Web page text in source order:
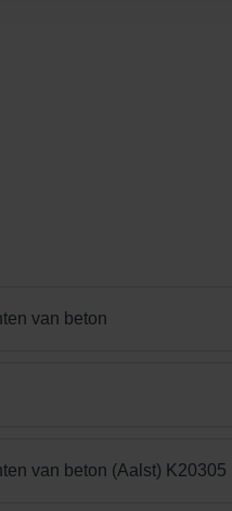
van beton
van beton (Aalst) K20305